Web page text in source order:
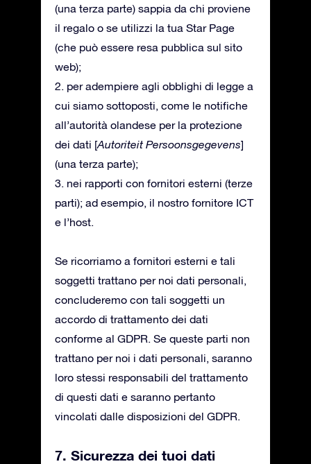
(una terza parte) sappia da chi proviene
il regalo o se utilizzi la tua Star Page
(che può essere resa pubblica sul sito
web);
2. per adempiere agli obblighi di legge a
cui siamo sottoposti, come le notifiche
all’autorità olandese per la protezione
dei dati [Autoriteit Persoonsgegevens]
(una terza parte);
3. nei rapporti con fornitori esterni (terze
parti); ad esempio, il nostro fornitore ICT
e l’host.
Se ricorriamo a fornitori esterni e tali
soggetti trattano per noi dati personali,
concluderemo con tali soggetti un
accordo di trattamento dei dati
conforme al GDPR. Se queste parti non
trattano per noi i dati personali, saranno
loro stessi responsabili del trattamento
di questi dati e saranno pertanto
vincolati dalle disposizioni del GDPR.
7. Sicurezza dei tuoi dati